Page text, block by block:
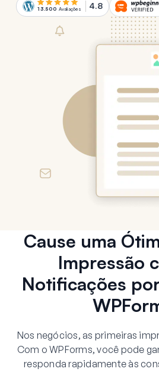
13.500 Avaliações 4.8
Cause uma
Impressão
Notificações
Nos negócios, as primeiras
Com o WPForms, você pode
responda rapidamente às